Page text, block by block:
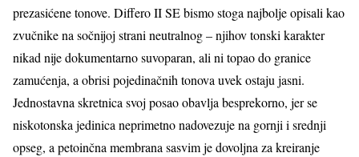
prezasićene tonove. Differo II SE bismo stoga najbolje opisali kao
zvučnike na sočnijoj strani neutralnog – njihov tonski karakter
nikad nije dokumentarno suvoparan, ali ni topao do granice
zamućenja, a obrisi pojedinačnih tonova uvek ostaju jasni.
Jednostavna skretnica svoj posao obavlja besprekorno, jer se
niskotonska jedinica neprimetno nadovezuje na gornji i srednji
opseg, a petoinčna membrana sasvim je dovoljna za kreiranje